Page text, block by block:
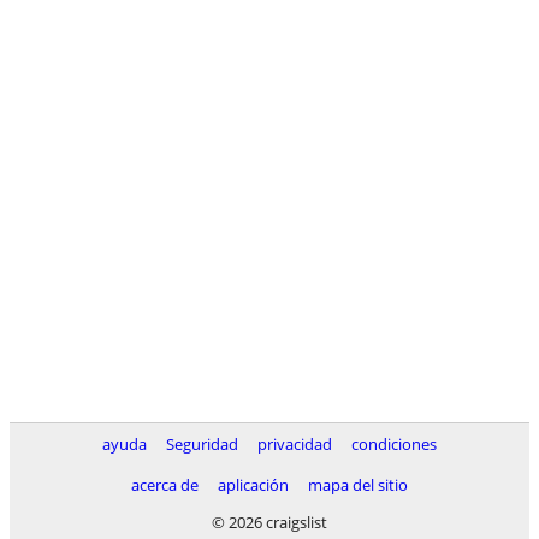
ayuda Seguridad privacidad
condiciones
acerca de
aplicación
mapa del sitio
© 2026 craigslist